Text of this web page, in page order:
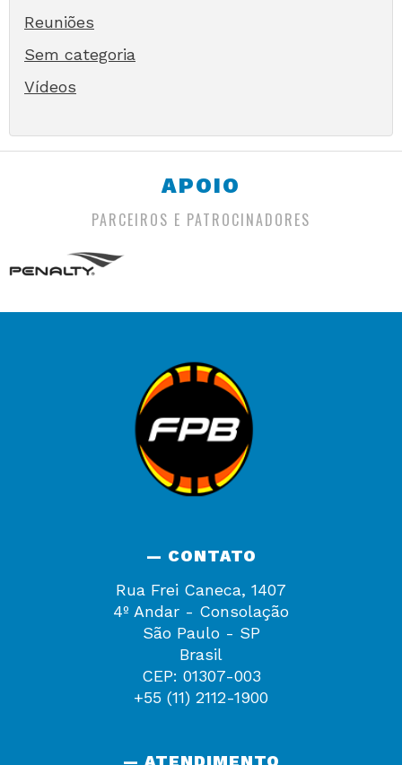
Reuniões
Sem categoria
Vídeos
APOIO
PARCEIROS E PATROCINADORES
— CONTATO
Rua Frei Caneca, 1407
4º Andar - Consolação
São Paulo - SP
Brasil
CEP: 01307-003
+55 (11) 2112-1900
— ATENDIMENTO